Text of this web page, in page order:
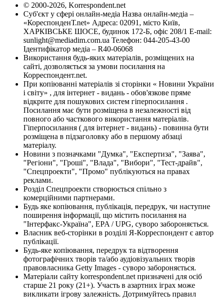
© 2000-2026, Korrespondent.net
Суб'єкт у сфері онлайн-медіа Назва онлайн-медіа –
«КореспонденТ.net» Адреса: 02091, місто Київ,
ХАРКІВСЬКЕ ШОСЕ, будинок 172-Б, офіс 208/1 E-mail:
sunlight@mediadim.com.ua Телефон: 044-205-43-00
Ідентифікатор медіа – R40-06068
Використання будь-яких матеріалів, розміщених на
сайті, дозволяється за умови посилання на
Корреспондент.net.
При копіюванні матеріалів зі сторінки « Новини України
і світу» , для інтернет - видань - обов'язкове пряме
відкрите для пошукових систем гіперпосилання .
Посилання має бути розміщена в незалежності від
повного або часткового використання матеріалів.
Гіперпосилання ( для інтернет - видань) - повинна бути
розміщена в підзаголовку або в першому абзаці
матеріалу.
Новини з позначками "Думка", "Експертиза", "Заява",
"Регіони", "Гроші", "Влада", "Вибори", "Тест-драйв",
"Спецпроекти", "Промо" публікуються на правах
реклами.
Розділ Спецпроекти створюється спільно з
комерційними партнерами.
Будь яке копіювання, публікація, передрук, чи наступне
поширення інформації, що містить посилання на
"Інтерфакс-Україна", EPA / UPG, суворо забороняється.
Власник веб-сторінки в розділі Я-Корреспондент є автор
публікації.
Будь-яке копіювання, передрук та відтворення
фотографічних творів та/або аудіовізуальних творів
правовласника Getty Images - суворо забороняється.
Матеріали сайту korrespondent.net призначені для осіб
старше 21 року (21+). Участь в азартних іграх може
викликати ігрову залежність. Дотримуйтесь правил